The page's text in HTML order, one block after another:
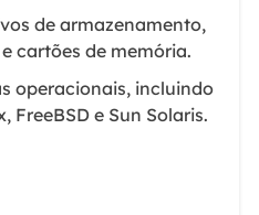
de armazenamento,
cartões de memória.
operacionais, incluindo
FreeBSD e Sun Solaris.